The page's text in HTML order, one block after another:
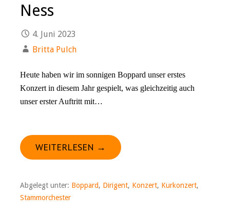
Ness
4. Juni 2023
Britta Pulch
Heute haben wir im sonnigen Boppard unser erstes
Konzert in diesem Jahr gespielt, was gleichzeitig auch
unser erster Auftritt mit…
WEITERLESEN →
Abgelegt unter: Boppard, Dirigent, Konzert, Kurkonzert,
Stammorchester